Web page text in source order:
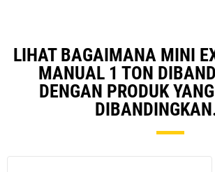
LIHAT BAGAIMANA MINI
MANUAL 1 TON
DENGAN PRODUK